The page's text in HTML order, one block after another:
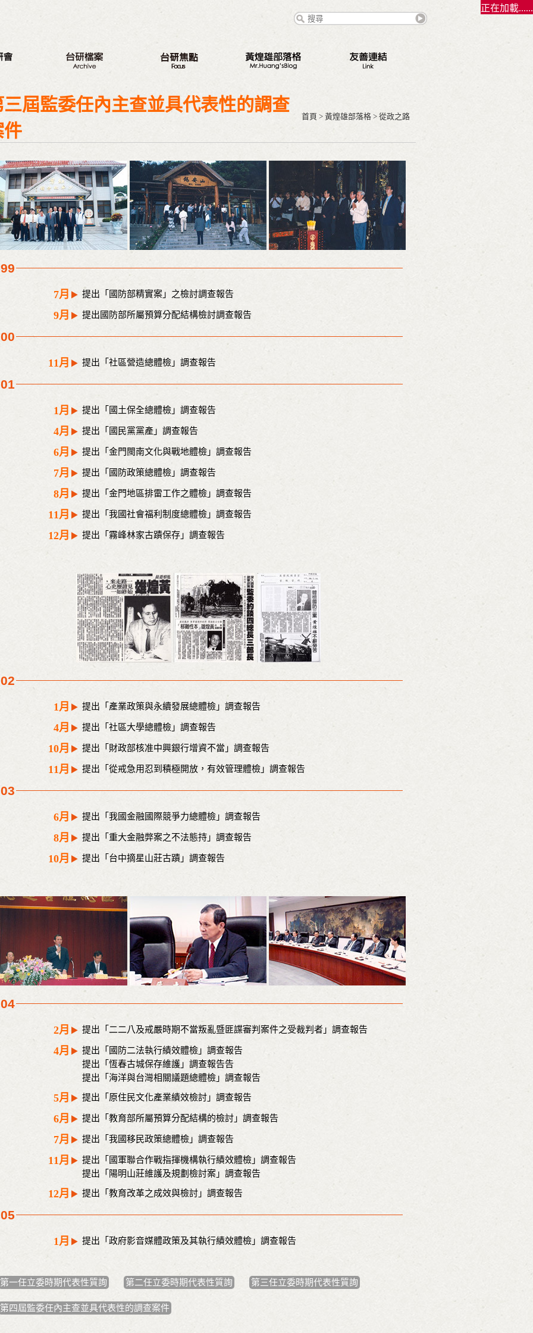
正在加載......
台研會週年活動
營隊
出版品
議程專區
三代台灣人
我的觀點
與戈巴契夫之緣
三屆監委任內主查並具代表性的調查
件
首頁 > 黃煌雄部落格 > 從政之路
7月 提出「國防部精實案」之檢討調查報告
9月 提出國防部所屬預算分配結構檢討調查報告
11月 提出「社區營造總體檢」調查報告
1月 提出「國土保全總體檢」調查報告
4月 提出「國民黨黨產」調查報告
6月 提出「金門閩南文化與戰地體檢」調查報告
7月 提出「國防政策總體檢」調查報告
8月 提出「金門地區排雷工作之體檢」調查報告
11月 提出「我國社會福利制度總體檢」調查報告
12月 提出「霧峰林家古蹟保存」調查報告
1月 提出「產業政策與永續發展總體檢」調查報告
4月 提出「社區大學總體檢」調查報告
10月 提出「財政部核准中興銀行增資不當」調查報告
11月 提出「從戒急用忍到積極開放，有效管理體檢」調查報告
6月 提出「我國金融國際競爭力總體檢」調查報告
8月 提出「重大金融弊案之不法態持」調查報告
10月 提出「台中摘星山莊古蹟」調查報告
2月 提出「二二八及戒嚴時期不當叛亂暨匪諜審判案件之受裁判者」調查報告
4月
提出「國防二法執行績效體檢」調查報告
提出「恆春古城保存維護」調查報告告
提出「海洋與台灣相關議題總體檢」調查報告
5月 提出「原住民文化產業績效檢討」調查報告
6月 提出「教育部所屬預算分配結構的檢討」調查報告
7月 提出「我國移民政策總體檢」調查報告
11月
提出「國軍聯合作戰指揮機構執行績效體檢」調查報告
提出「陽明山莊維護及規劃檢討案」調查報告
12月 提出「教育改革之成效與檢討」調查報告
1月 提出「政府影音媒體政策及其執行績效體檢」調查報告
第一任立委時期代表性質詢 第二任立委時期代表性質詢 第三任立委時期代表性質詢
第四屆監委任內主查並具代表性的調查案件